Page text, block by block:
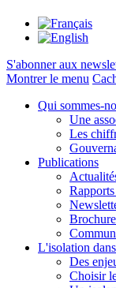
S'abonner aux
Montrer le menu
Qui sommes-
Une
Les
Publications
L'isolation
Des
Choisir